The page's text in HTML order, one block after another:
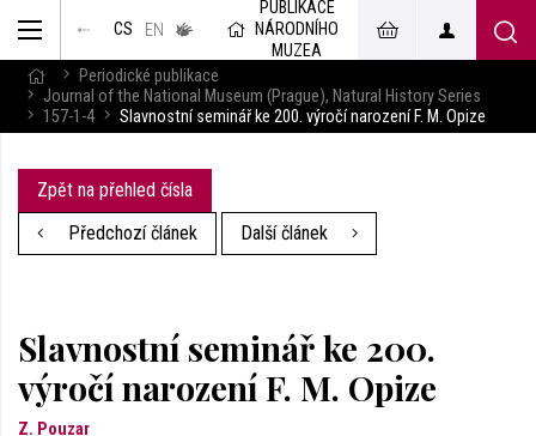
CS EN
v českém
jazyce
PUBLIKACE
NÁRODNÍHO
MUZEA
Periodické publikace
Journal of the National Museum (Prague), Natural History Series
157-1-4
Slavnostní seminář ke 200. výročí narození F. M. Opize
Zpět na přehled čísla
Předchozí článek
Další článek
Slavnostní seminář ke 200.
výročí narození F. M. Opize
Z. Pouzar